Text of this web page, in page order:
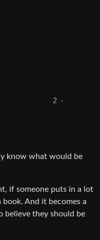
2 ·
know what would be
if someone puts in a lot
And it becomes a
believe they should be